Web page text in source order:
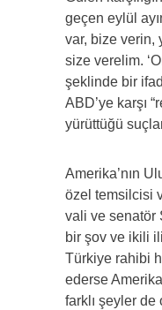
geçen eylül
var, bize verin,
size verelim.
şeklinde bir
ABD’ye karşı
yürüttüğü
Amerika’nın
özel temsilcisi
vali ve senatör
bir şov ve ikili
Türkiye rahibi
ederse
farklı şeyler de